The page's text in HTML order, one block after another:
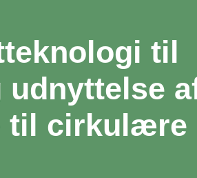
til
udnyttelse
til cirkulære